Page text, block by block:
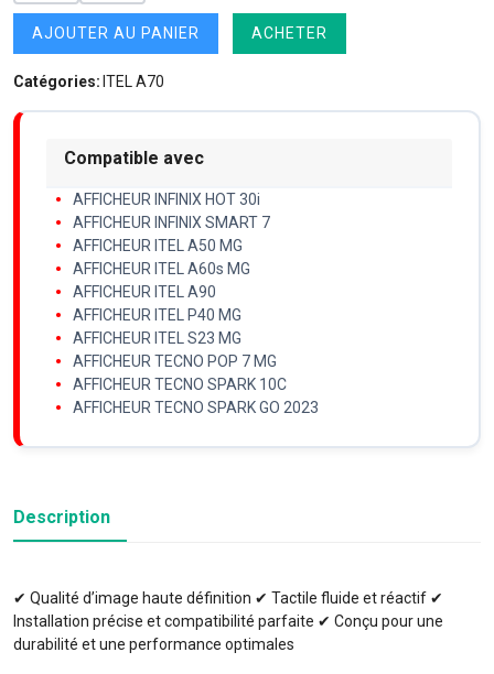
AJOUTER AU PANIER ACHETER
Catégories: ITEL A70
Compatible avec
AFFICHEUR INFINIX HOT 30i
AFFICHEUR INFINIX SMART 7
AFFICHEUR ITEL A50 MG
AFFICHEUR ITEL A60s MG
AFFICHEUR ITEL A90
AFFICHEUR ITEL P40 MG
AFFICHEUR ITEL S23 MG
AFFICHEUR TECNO POP 7 MG
AFFICHEUR TECNO SPARK 10C
AFFICHEUR TECNO SPARK GO 2023
Description
✔ Qualité d’image haute définition ✔ Tactile fluide et réactif ✔
Installation précise et compatibilité parfaite ✔ Conçu pour une
durabilité et une performance optimales